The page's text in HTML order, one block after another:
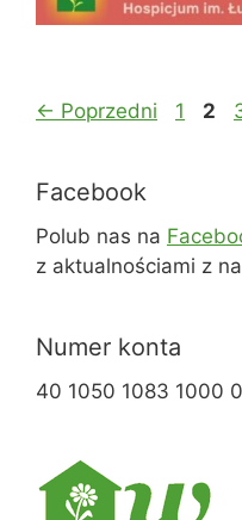
← Poprzedni Page
1 2
Facebook
Polub nas na
z aktualnościami z
Numer konta
40 1050 1083 1000